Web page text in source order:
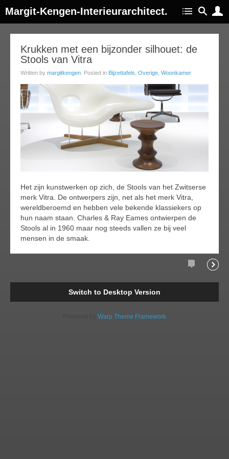
Margit-Kengen-Interieurarchitect.
Krukken met een bijzonder silhouet: de
Stools van Vitra
Written by margitkengen . Posted in Bijzettafels Overige Woonkamer
Het zijn kunstwerken op zich, de Stools van het Zwitserse
merk Vitra. De ontwerpers zijn, net als het merk Vitra,
wereldberoemd en hebben vele bekende klassiekers op
hun naam staan. Charles & Ray Eames ontwierpen de
Stools al in 1960 maar nog steeds vallen ze bij veel
mensen in de smaak.
Comments
Switch to Desktop Version
Warp Theme Framework